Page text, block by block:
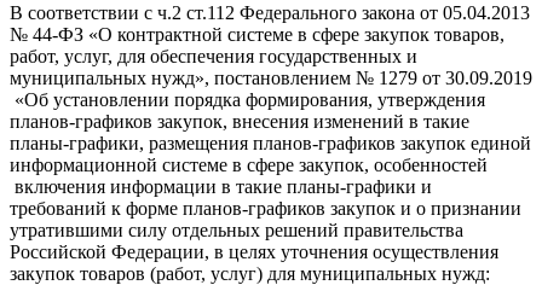
В соответствии с ч.2 ст.112 Федерального закона от 05.04.2013
№ 44-ФЗ «О контрактной системе в сфере закупок товаров,
работ, услуг, для обеспечения государственных и
муниципальных нужд», постановлением № 1279 от 30.09.2019
«Об установлении порядка формирования, утверждения
планов-графиков закупок, внесения изменений в такие
планы-графики, размещения планов-графиков закупок единой
информационной системе в сфере закупок, особенностей
включения информации в такие планы-графики и
требований к форме планов-графиков закупок и о признании
утратившими силу отдельных решений правительства
Российской Федерации, в целях уточнения осуществления
закупок товаров (работ, услуг) для муниципальных нужд: